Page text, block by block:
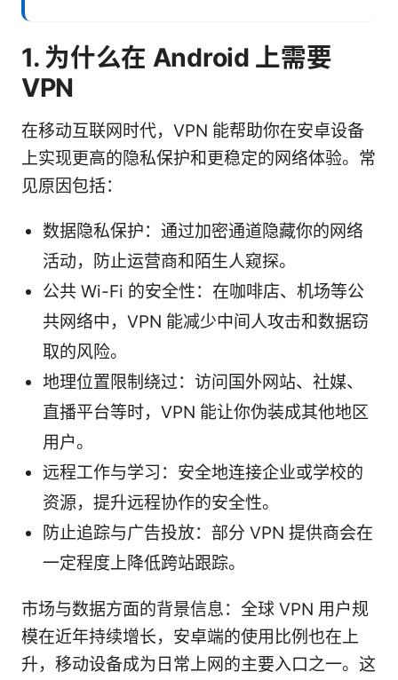
1. 为什么在 Android 上需要
VPN
在移动互联网时代，VPN 能帮助你在安卓设备
上实现更高的隐私保护和更稳定的网络体验。常
见原因包括：
数据隐私保护：通过加密通道隐藏你的网络
活动，防止运营商和陌生人窥探。
公共 Wi-Fi 的安全性：在咖啡店、机场等公
共网络中，VPN 能减少中间人攻击和数据窃
取的风险。
地理位置限制绕过：访问国外网站、社媒、
直播平台等时，VPN 能让你伪装成其他地区
用户。
远程工作与学习：安全地连接企业或学校的
资源，提升远程协作的安全性。
防止追踪与广告投放：部分 VPN 提供商会在
一定程度上降低跨站跟踪。
市场与数据方面的背景信息：全球 VPN 用户规
模在近年持续增长，安卓端的使用比例也在上
升，移动设备成为日常上网的主要入口之一。这